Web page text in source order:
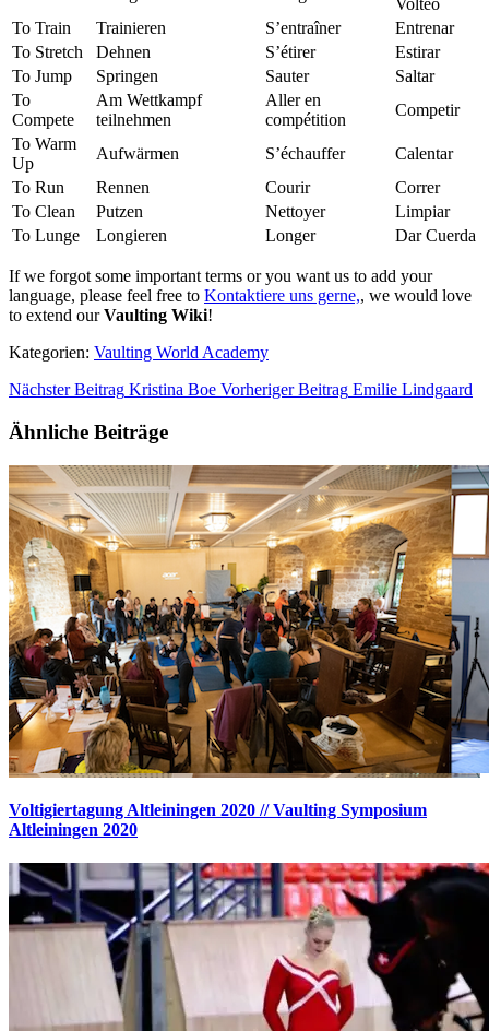
Volteo
To Train
Trainieren S’entraîner
Entrenar
To Stretch
Dehnen S’étirer
Estirar
To Jump
Springen Sauter
Saltar
To
Compete
Am Wettkampf
teilnehmen
Aller en
compétition
Competir
To Warm
Up
Aufwärmen S’échauffer
Calentar
To Run
Rennen Courir
Correr
To Clean
Putzen Nettoyer
Limpiar
To Lunge
Longieren Longer Dar Cuerda
If we forgot some important terms or you want us to add your
language, please feel free to Kontaktiere uns gerne,, we would love
to extend ourVaulting Wiki!
Kategorien: Vaulting World Academy
Nächster Beitrag Kristina Boe Vorheriger Beitrag Emilie Lindgaard
Ähnliche Beiträge
Voltigiertagung Altleiningen 2020 // Vaulting Symposium
Altleiningen 2020